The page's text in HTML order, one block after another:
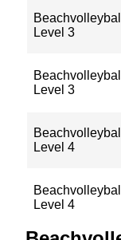
Level 3
Level 3
Level 4
Level 4